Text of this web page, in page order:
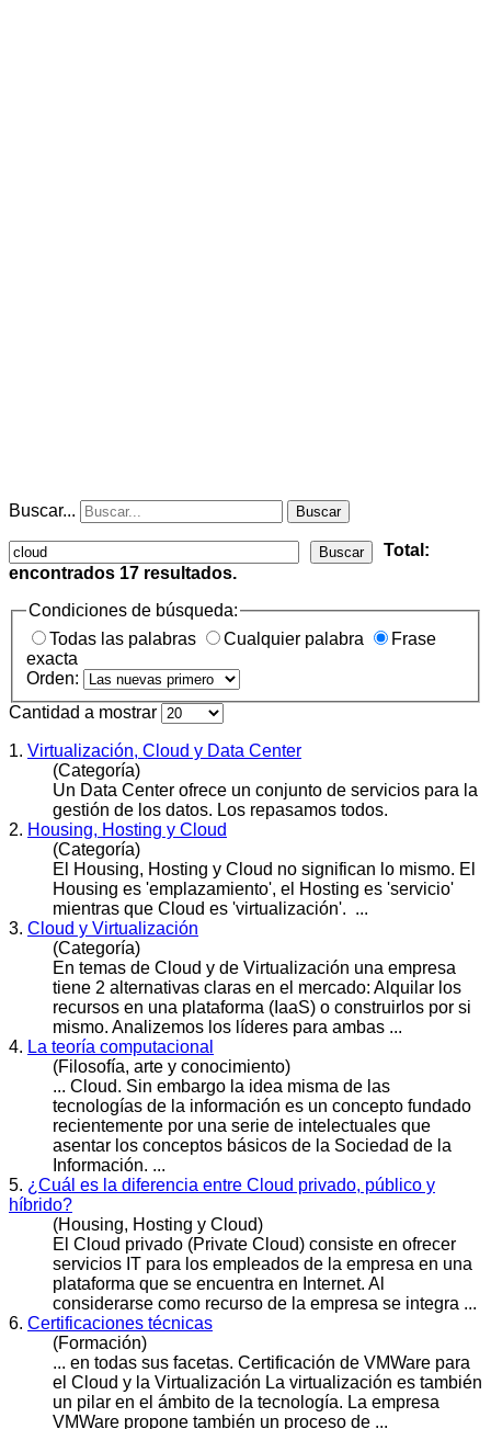
Buscar... Buscar
Buscar
Total:
encontrados 17 resultados.
Condiciones de búsqueda:
Todas las palabras
Cualquier palabra
Frase
exacta
Orden:
Cantidad a mostrar
1. Virtualización, Cloud y Data Center
(Categoría)
Un Data Center ofrece un conjunto de servicios para la
gestión de los datos. Los repasamos todos.
2. Housing, Hosting y Cloud
(Categoría)
El Housing, Hosting y Cloud no significan lo mismo. El
Housing es 'emplazamiento', el Hosting es 'servicio'
mientras que Cloud es 'virtualización'. ...
3. Cloud y Virtualización
(Categoría)
En temas de Cloud y de Virtualización una empresa
tiene 2 alternativas claras en el mercado: Alquilar los
recursos en una plataforma (IaaS) o construirlos por si
mismo. Analizemos los líderes para ambas ...
4. La teoría computacional
(Filosofía, arte y conocimiento)
... Cloud. Sin embargo la idea misma de las
tecnologías de la información es un concepto fundado
recientemente por una serie de intelectuales que
asentar los conceptos básicos de la Sociedad de la
Información. ...
5. ¿Cuál es la diferencia entre Cloud privado, público y
híbrido?
(Housing, Hosting y Cloud)
El Cloud privado (Private Cloud) consiste en ofrecer
servicios IT para los empleados de la empresa en una
plataforma que se encuentra en Internet. Al
considerarse como recurso de la empresa se integra ...
6. Certificaciones técnicas
(Formación)
... en todas sus facetas. Certificación de VMWare para
el Cloud y la Virtualización La virtualización es también
un pilar en el ámbito de la tecnología. La empresa
VMWare propone también un proceso de ...